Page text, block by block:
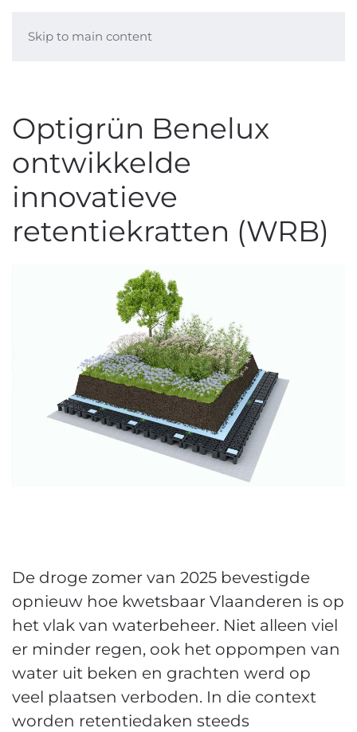
Skip to main content
Optigrün Benelux
ontwikkelde
innovatieve
retentiekratten (WRB)
De droge zomer van 2025 bevestigde
opnieuw hoe kwetsbaar Vlaanderen is op
het vlak van waterbeheer. Niet alleen viel
er minder regen, ook het oppompen van
water uit beken en grachten werd op
veel plaatsen verboden. In die context
worden retentiedaken steeds